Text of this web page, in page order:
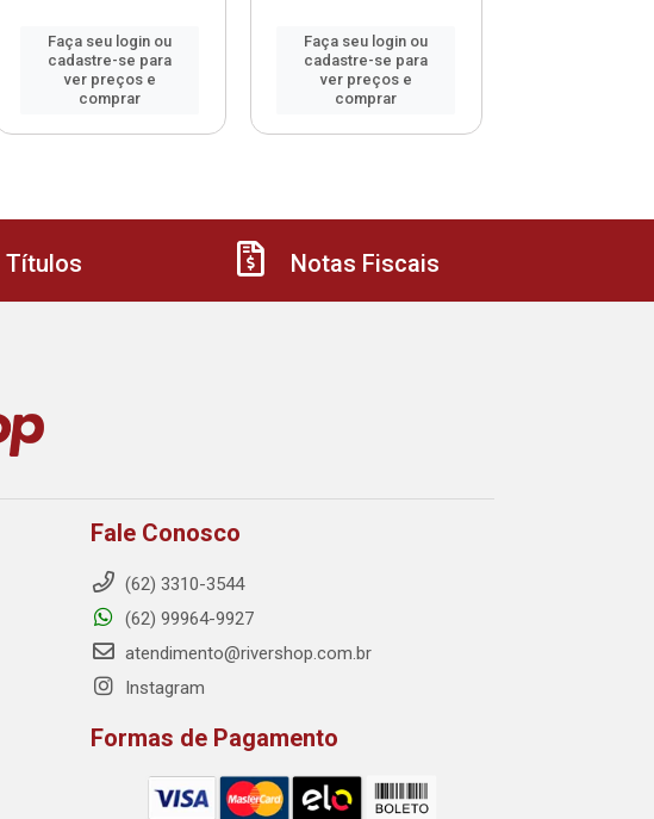
Faça seu login ou
cadastre-se para
ver preços e
comprar
Faça seu login ou
cadastre-se para
ver preços e
comprar
Títulos Notas Fiscais
Fale Conosco
(62) 3310-3544
(62) 99964-9927
atendimento@rivershop.com.br
Instagram
Formas de Pagamento